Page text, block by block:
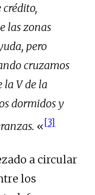
las zonas
pero
cruzamos
la V de la
dormidos y
«[3]
a circular
los